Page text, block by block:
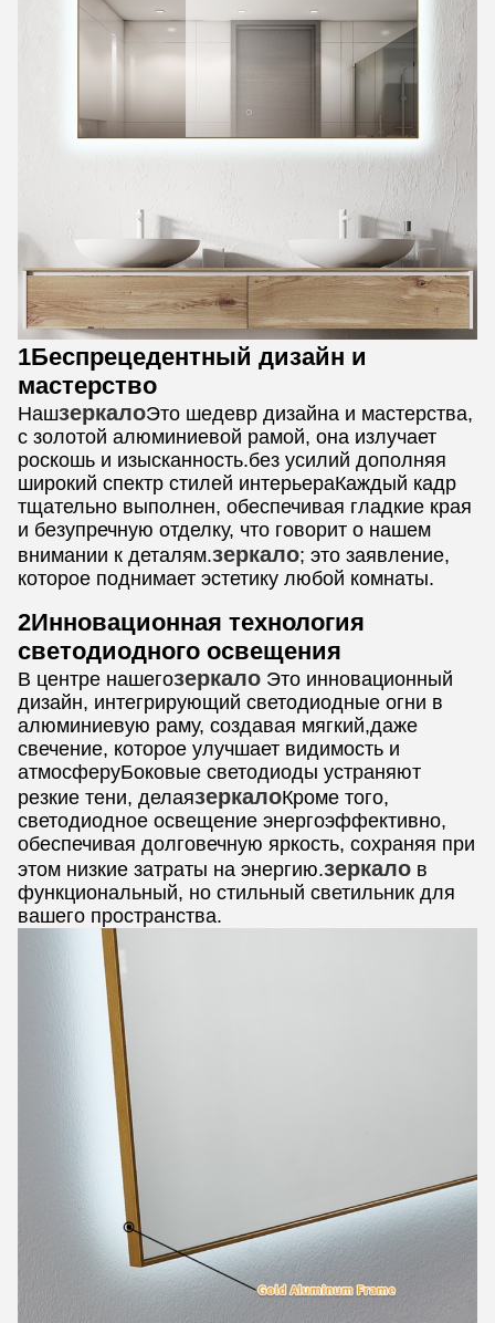
1Беспрецедентный дизайн и
мастерство
НашзеркалоЭто шедевр дизайна и мастерства,
с золотой алюминиевой рамой, она излучает
роскошь и изысканность.без усилий дополняя
широкий спектр стилей интерьераКаждый кадр
тщательно выполнен, обеспечивая гладкие края
и безупречную отделку, что говорит о нашем
внимании к деталям.зеркало; это заявление,
которое поднимает эстетику любой комнаты.
2Инновационная технология
светодиодного освещения
В центре нашегозеркало Это инновационный
дизайн, интегрирующий светодиодные огни в
алюминиевую раму, создавая мягкий,даже
свечение, которое улучшает видимость и
атмосферуБоковые светодиоды устраняют
резкие тени, делаязеркалоКроме того,
светодиодное освещение энергоэффективно,
обеспечивая долговечную яркость, сохраняя при
этом низкие затраты на энергию.зеркало в
функциональный, но стильный светильник для
вашего пространства.